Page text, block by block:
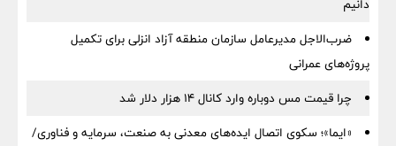
دانیم
ضرب‌الاجل مدیرعامل سازمان منطقه آزاد انزلی برای تكمیل
پروژه‌های عمرانی
چرا قیمت مس دوباره وارد کانال ۱۴ هزار دلار شد
«ایما»؛ سکوی اتصال ایده‌های معدنی به صنعت، سرمایه و فناوری/